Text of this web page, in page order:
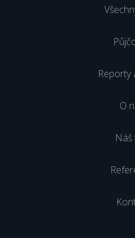
Reporty
O
Náš